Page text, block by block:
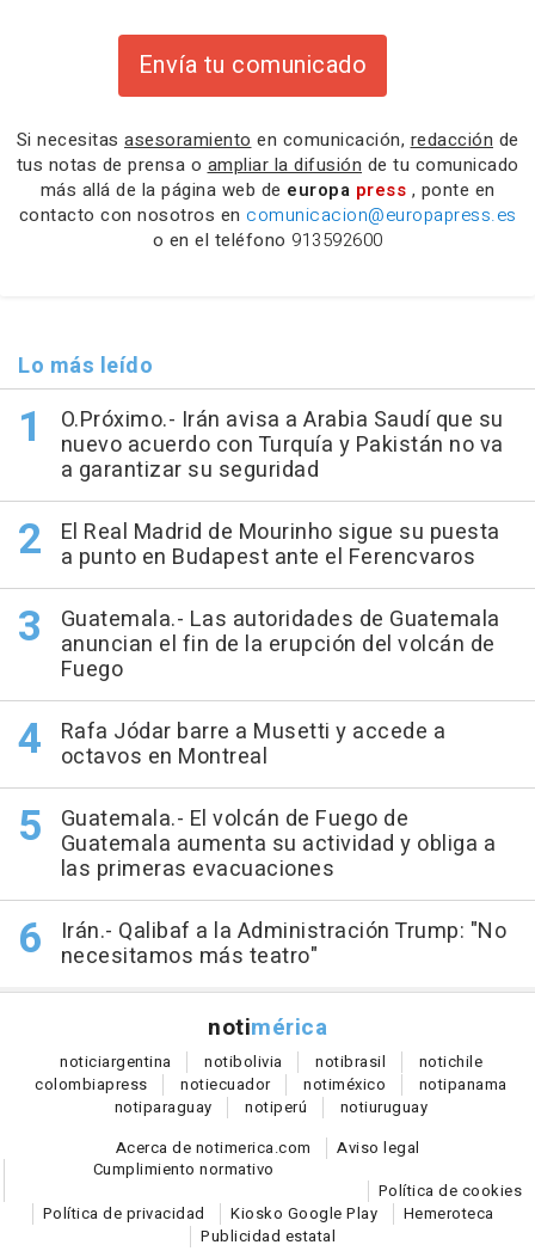
Envía tu comunicado
Si necesitas asesoramiento en comunicación, redacción de
tus notas de prensa o ampliar la difusión de tu comunicado
más allá de la página web de europa press , ponte en
contacto con nosotros en comunicacion@europapress.es
o en el teléfono 913592600
Lo más leído
O.Próximo.- Irán avisa a Arabia Saudí que su
nuevo acuerdo con Turquía y Pakistán no va
a garantizar su seguridad
El Real Madrid de Mourinho sigue su puesta
a punto en Budapest ante el Ferencvaros
Guatemala.- Las autoridades de Guatemala
anuncian el fin de la erupción del volcán de
Fuego
Rafa Jódar barre a Musetti y accede a
octavos en Montreal
Guatemala.- El volcán de Fuego de
Guatemala aumenta su actividad y obliga a
las primeras evacuaciones
Irán.- Qalibaf a la Administración Trump: "No
necesitamos más teatro"
notimérica
noticiargentina notibolivia notibrasil notichile
colombiapress notiecuador notiméxico notipanama
notiparaguay notiperú notiuruguay
Acerca de notimerica.com
Aviso legal
Cumplimiento normativo
Política de cookies
Política de privacidad
Kiosko Google Play
Hemeroteca
Publicidad estatal